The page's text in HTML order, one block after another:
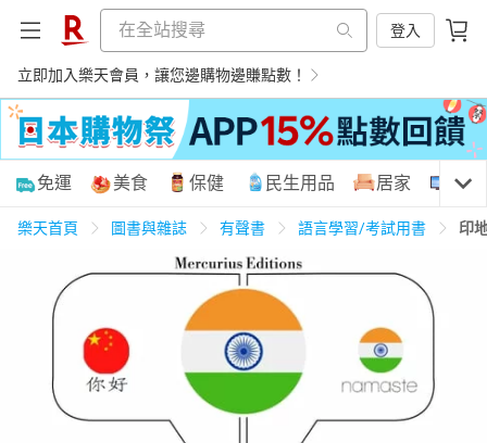
登入
立即加入樂天會員，讓您邊購物邊賺點數！
購物網分類
天天免運 美食蛋糕 養生保健 民生用品
居家生活 3C家電 運動休閒 親子玩具
免運 美食 保健 民生用品 居家 3C
樂天首頁 圖書與雜誌 有聲書 語言學習/考試用書 印